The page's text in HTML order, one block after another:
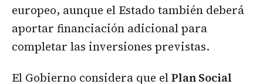
europeo, aunque el Estado también deberá
aportar financiación adicional para
completar las inversiones previstas.
El Gobierno considera que elPlan Social